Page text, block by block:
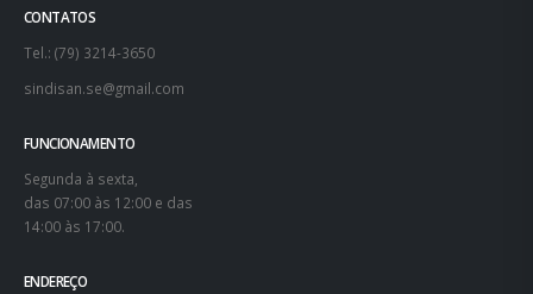
CONTATOS
Tel.: (79) 3214-3650
sindisan.se@gmail.com
FUNCIONAMENTO
Segunda à sexta,
das 07:00 às 12:00 e das
14:00 às 17:00.
ENDEREÇO